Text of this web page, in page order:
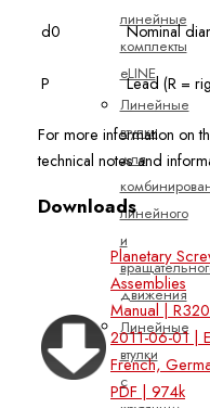
линейные
комплекты
eLINE
Линейные
втулки
для
линейного
и
движения
Линейные
втулки
с
d0 Nominal
P Lead (R =
For more information on
technical notes and
Downloads
Planetary
Assemblies
Manual |
2011-06-01 |
French,
PDF | 974k